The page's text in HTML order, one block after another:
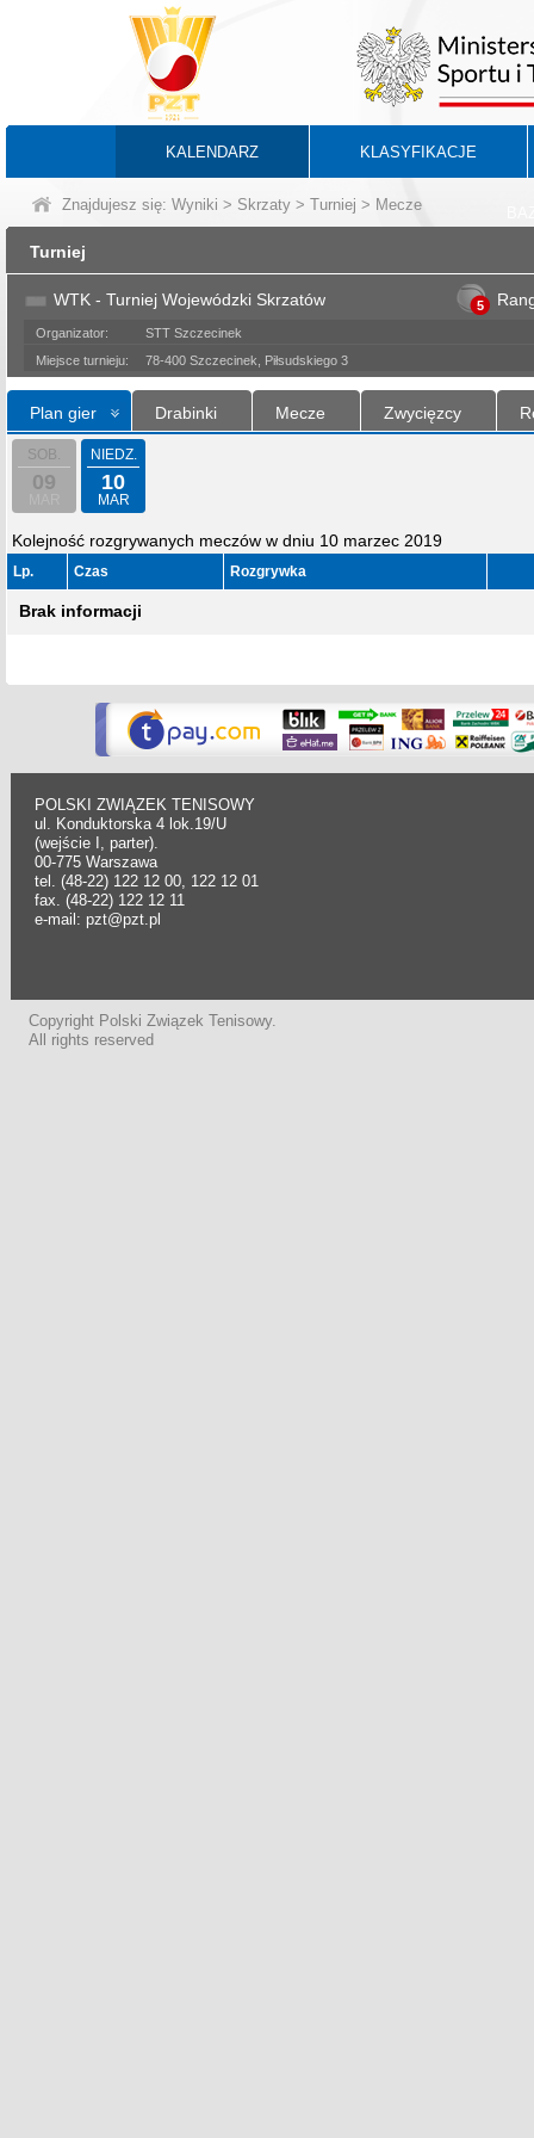
KALENDARZ KLASYFIKACJE
Znajdujesz się: Wyniki > Skrzaty > Turniej > Mecze
Turniej
WTK - Turniej Wojewódzki Skrzatów 5
Organizator:
STT Szczecinek
Miejsce turnieju:
78-400 Szczecinek, Piłsudskiego 3
Plan gier Drabinki Mecze Zwycięzcy
SOB.
09
NIEDZ.
10
MAR
Kolejność rozgrywanych meczów w dniu 10 marzec 2019
Lp. Czas Rozgrywka
Brak informacji
POLSKI ZWIĄZEK TENISOWY
ul. Konduktorska 4 lok.19/U
(wejście I, parter).
00-775 Warszawa
tel. (48-22) 122 12 00, 122 12 01
fax. (48-22) 122 12 11
e-mail: pzt@pzt.pl
Copyright Polski Związek Tenisowy.
All rights reserved